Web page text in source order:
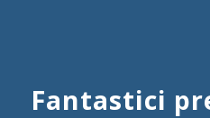
Fantastici